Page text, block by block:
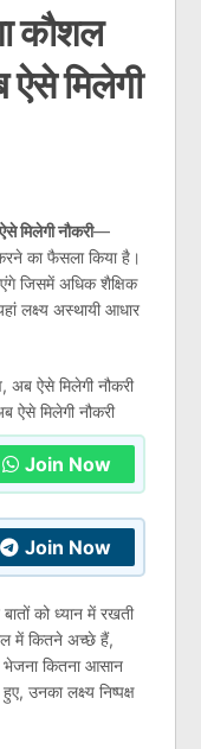
कौशल
मिलेगी
मिलेगी नौकरी—
का फैसला किया है।
जिसमें अधिक शैक्षिक
लक्ष्य अस्थायी आधार
मिलेगी नौकरी
Join Now
Join Now
को ध्यान में रखती
में कितने अच्छे हैं,
भेजना कितना आसान
उनका लक्ष्य निष्पक्ष